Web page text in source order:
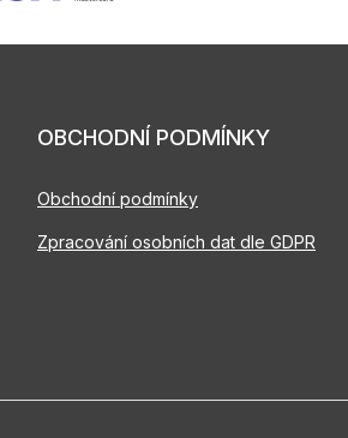
OBCHODNÍ PODMÍNKY
Obchodní podmínky
Zpracování osobních dat dle GDPR